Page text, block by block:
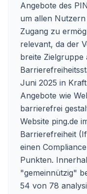
Angebote des
um allen
Zugang zu
relevant, da der
breite Zielgruppe
Juni 2025 in
Angebote wie
barrierefrei
Website ping.de
Barrierefreiheit
einen
Punkten.
"gemeinnützig"
54 von 78